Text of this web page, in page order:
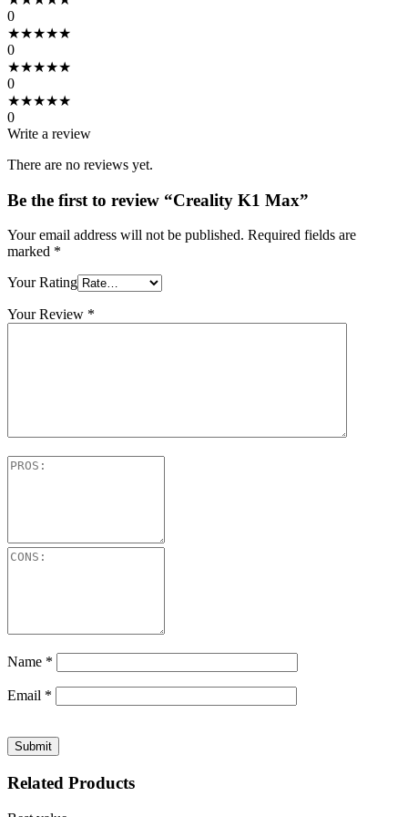
0
★★★★★
0
★★★★★
0
★★★★★
0
Write a review
There are no reviews yet.
Be the first to review “Creality K1 Max”
Your email address will not be published. Required fields are
marked *
Your Rating
Your Review *
Name *
Email *
Related Products